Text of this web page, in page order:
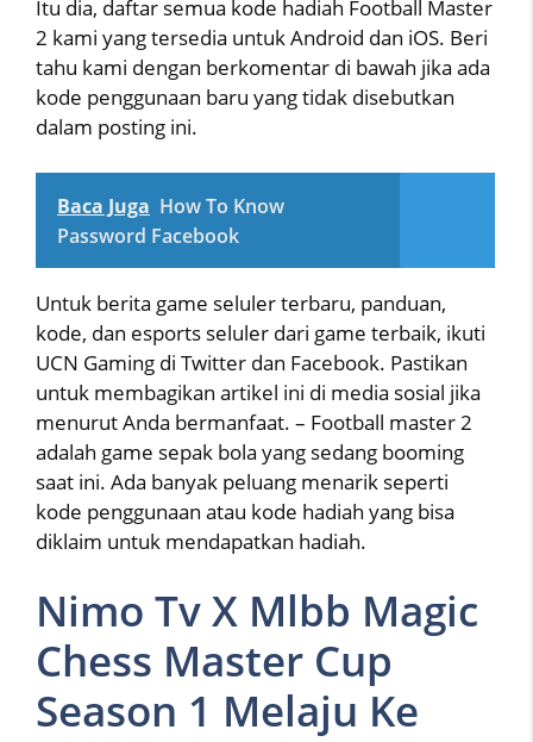
Itu dia, daftar semua kode hadiah Football Master
2 kami yang tersedia untuk Android dan iOS. Beri
tahu kami dengan berkomentar di bawah jika ada
kode penggunaan baru yang tidak disebutkan
dalam posting ini.
Baca Juga How To Know
Password Facebook
Untuk berita game seluler terbaru, panduan,
kode, dan esports seluler dari game terbaik, ikuti
UCN Gaming di Twitter dan Facebook. Pastikan
untuk membagikan artikel ini di media sosial jika
menurut Anda bermanfaat. – Football master 2
adalah game sepak bola yang sedang booming
saat ini. Ada banyak peluang menarik seperti
kode penggunaan atau kode hadiah yang bisa
diklaim untuk mendapatkan hadiah.
Nimo Tv X Mlbb Magic
Chess Master Cup
Season 1 Melaju Ke